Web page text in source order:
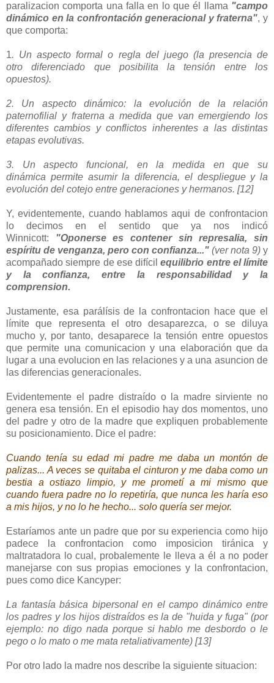
paralizacion comporta una falla en lo que él llama "campo
dinámico en la confrontación generacional y fraterna", y
que comporta:
1. Un aspecto formal o regla del juego (la presencia de
otrodiferenciado que posibilita la tensión entre los
opuestos).
2. Un aspecto dinámico: la evolución de la relación
paternofilial y fraterna a medida que van emergiendo los
diferentescambios y conflictos inherentes a las distintas
etapas evolutivas.
3. Un aspecto funcional, en la medida en que su
dinámica permite asumir la diferencia, el despliegue y la
evolución del cotejo entre generaciones y hermanos. [12]
Y, evidentemente, cuando hablamos aqui de confrontacion
lo decimos en el sentido que ya nos indicó
Winnicott: "Oponerse es contener sin represalia, sin
espíritu de venganza, pero con confianza..." (ver nota 9) y
acompañado siempre de ese difícilequilibrio entre el límite
y la confianza, entre la responsabilidad y la
comprension.
Justamente, esa parálísis de la confrontacion hace que el
límite que representa el otro desaparezca, o se diluya
mucho y, por tanto, desaparece la tensión entre opuestos
que permite una comunicacion y una elaboración que da
lugar a una evolucion en las relaciones y a una asuncion de
las diferencias generacionales.
Evidentemente el padre distraído o la madre sirviente no
genera esa tensión. En el episodio hay dos momentos, uno
del padre y otro de la madre que expliquen probablemente
su posicionamiento. Dice el padre:
Cuando tenía su edad mi padre me daba un montón de
palizas... A veces se quitaba el cinturon y me daba como un
bestia a ostiazo limpio, y me prometí a mi mismo que
cuando fuera padre no lo repetiría, que nunca les haría eso
a mis hijos, y no lo he hecho... solo quería ser mejor.
Estaríamos ante un padre que por su experiencia como hijo
padece la confrontacion como imposicion tiránica y
maltratadora lo cual, probalemente le lleva a él a no poder
manejarse con sus propias emociones y la confrontacion,
pues como dice Kancyper:
La fantasía básica bipersonal en el campo dinámico entre
los padres y los hijos distraídos es la de "huida y fuga" (por
ejemplo: no digo nada porque si hablo me desbordo o le
pego o lo mato o me mata retaliativamente) [13]
Por otro lado la madre nos describe la siguiente situacion: